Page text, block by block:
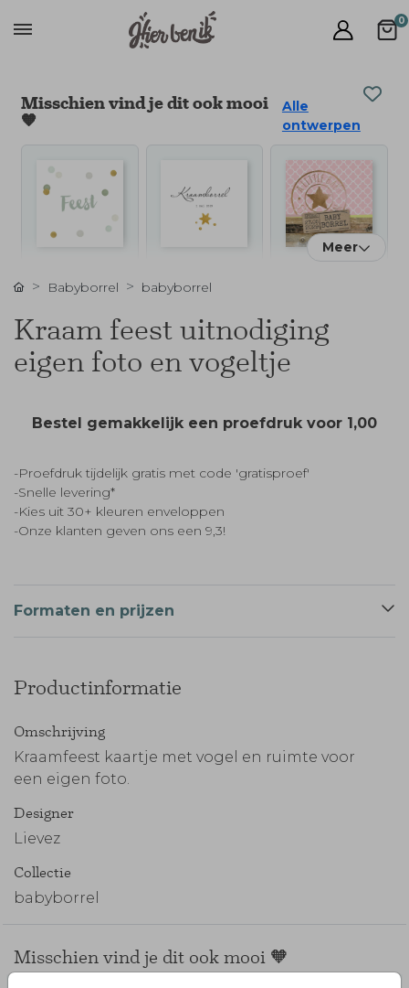
0
Misschien vind je dit ook mooi
🧡
Alle
ontwerpen
Meer
Babyborrel babyborrel
Kraam feest uitnodiging
eigen foto en vogeltje
Bestel gemakkelijk een proefdruk voor 1,00
-Proefdruk tijdelijk gratis met code 'gratisproef'
-Snelle levering*
-Kies uit 30+ kleuren enveloppen
-Onze klanten geven ons een 9,3!
Formaten en prijzen
Productinformatie
Omschrijving
Kraamfeest kaartje met vogel en ruimte voor
een eigen foto.
Designer
Lievez
Collectie
babyborrel
Misschien vind je dit ook mooi 🧡